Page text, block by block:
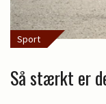
Sport
Så stærkt er